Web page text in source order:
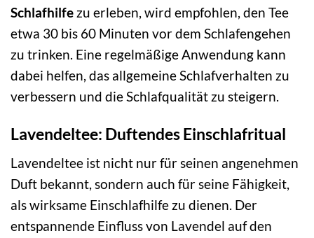
Schlafhilfe zu erleben, wird empfohlen, den Tee
etwa 30 bis 60 Minuten vor dem Schlafengehen
zu trinken. Eine regelmäßige Anwendung kann
dabei helfen, das allgemeine Schlafverhalten zu
verbessern und die Schlafqualität zu steigern.
Lavendeltee: Duftendes Einschlafritual
Lavendeltee ist nicht nur für seinen angenehmen
Duft bekannt, sondern auch für seine Fähigkeit,
als wirksame Einschlafhilfe zu dienen. Der
entspannende Einfluss von Lavendel auf den